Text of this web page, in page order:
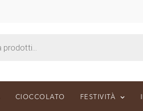
CIOCCOLATO FESTIVITÀ